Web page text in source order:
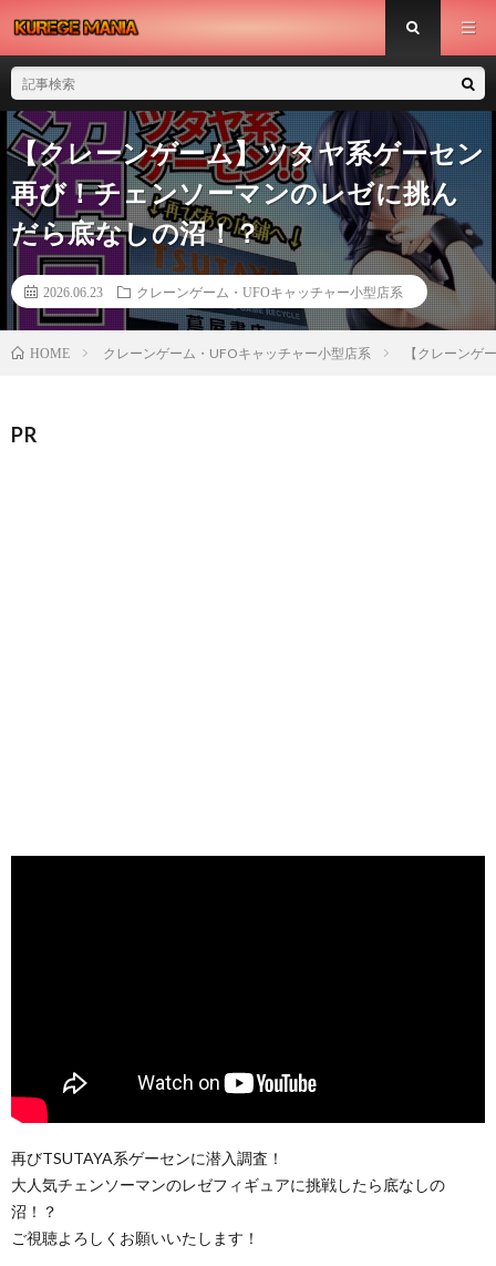
【クレーンゲーム】ツタヤ系ゲーセン
再び！チェンソーマンのレゼに挑ん
だら底なしの沼！？
2026.06.23 クレーンゲーム・UFOキャッチャー小型店系
HOME クレーンゲーム・UFOキャッチャー小型店系 【クレーンゲ
PR
再びTSUTAYA系ゲーセンに潜入調査！
大人気チェンソーマンのレゼフィギュアに挑戦したら底なしの
沼！？
ご視聴よろしくお願いいたします！